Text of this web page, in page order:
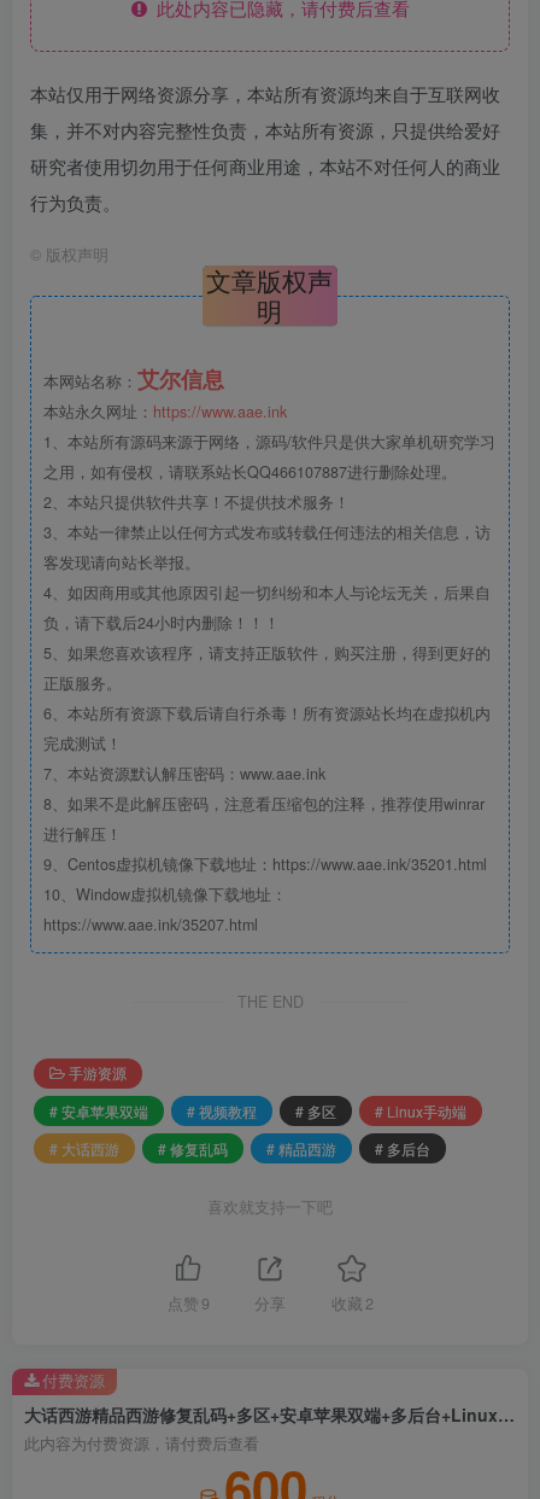
此处内容已隐藏，请付费后查看
本站仅用于网络资源分享，本站所有资源均来自于互联网收
集，并不对内容完整性负责，本站所有资源，只提供给爱好
研究者使用切勿用于任何商业用途，本站不对任何人的商业
行为负责。
© 版权声明
文章版权声
明
本网站名称： 艾尔信息
本站永久网址： https://www.aae.ink
1、本站所有源码来源于网络，源码/软件只是供大家单机研究学习
之用，如有侵权，请联系站长QQ466107887进行删除处理。
2、本站只提供软件共享！不提供技术服务！
3、本站一律禁止以任何方式发布或转载任何违法的相关信息，访
客发现请向站长举报。
4、如因商用或其他原因引起一切纠纷和本人与论坛无关，后果自
负，请下载后24小时内删除！！！
5、如果您喜欢该程序，请支持正版软件，购买注册，得到更好的
正版服务。
6、本站所有资源下载后请自行杀毒！所有资源站长均在虚拟机内
完成测试！
7、本站资源默认解压密码：www.aae.ink
8、如果不是此解压密码，注意看压缩包的注释，推荐使用winrar
进行解压！
9、Centos虚拟机镜像下载地址：https://www.aae.ink/35201.html
10、Window虚拟机镜像下载地址：
https://www.aae.ink/35207.html
THE END
手游资源
# 安卓苹果双端
# 视频教程 # 多区
# Linux手动端
# 大话西游
# 修复乱码 # 精品西游 # 多后台
喜欢就支持一下吧
点赞 9 分享 收藏 2
大话西游精品西游修复乱码+多区+安卓苹果双端+多后台+Linux手动端+视频教程
此内容为付费资源，请付费后查看
付费资源